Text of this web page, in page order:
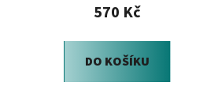
570 Kč
DO KOŠÍKU